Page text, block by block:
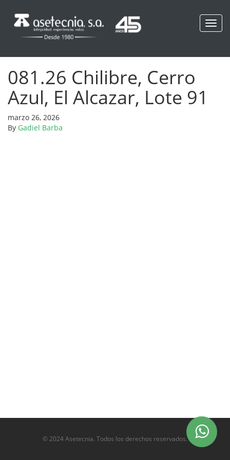
081.26 Chilibre, Cerro
Azul, El Alcazar, Lote 91
marzo 26, 2026
By Gadiel Barba
© 2024 Asetecnia. Todos los derechos reservados.